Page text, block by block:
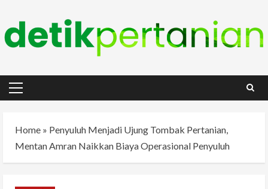
content
Primary
Home » Penyuluh Menjadi Ujung Tombak Pertanian,
Mentan Amran Naikkan Biaya Operasional Penyuluh